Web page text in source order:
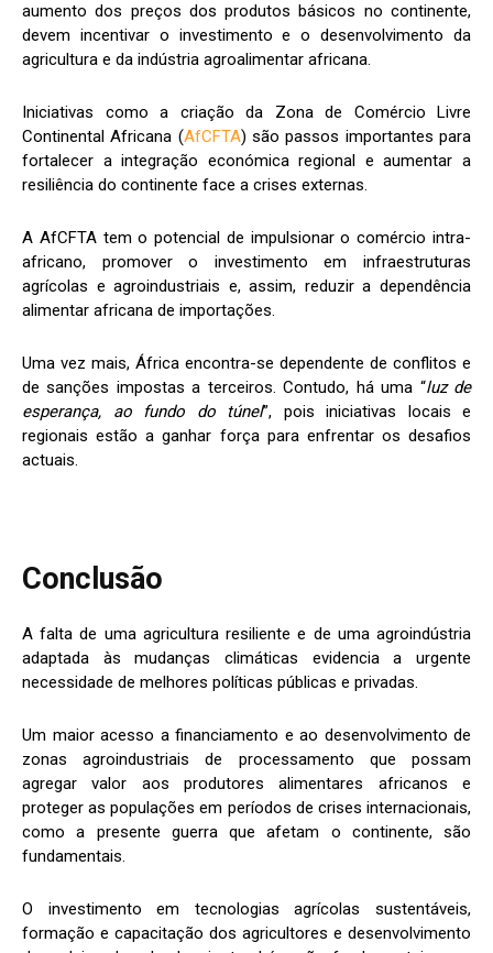
aumento dos preços dos produtos básicos no continente,
devem incentivar o investimento e o desenvolvimento da
agricultura e da indústria agroalimentar africana.
Iniciativas como a criação da Zona de Comércio Livre
Continental Africana (AfCFTA) são passos importantes para
fortalecer a integração económica regional e aumentar a
resiliência do continente face a crises externas.
A AfCFTA tem o potencial de impulsionar o comércio intra-
africano, promover o investimento em infraestruturas
agrícolas e agroindustriais e, assim, reduzir a dependência
alimentar africana de importações.
Uma vez mais, África encontra-se dependente de conflitos e
de sanções impostas a terceiros. Contudo, há uma “luz de
esperança, ao fundo do túnel”, pois iniciativas locais e
regionais estão a ganhar força para enfrentar os desafios
actuais.
Conclusão
A falta de uma agricultura resiliente e de uma agroindústria
adaptada às mudanças climáticas evidencia a urgente
necessidade de melhores políticas públicas e privadas.
Um maior acesso a financiamento e ao desenvolvimento de
zonas agroindustriais de processamento que possam
agregar valor aos produtores alimentares africanos e
proteger as populações em períodos de crises internacionais,
como a presente guerra que afetam o continente, são
fundamentais.
O investimento em tecnologias agrícolas sustentáveis,
formação e capacitação dos agricultores e desenvolvimento